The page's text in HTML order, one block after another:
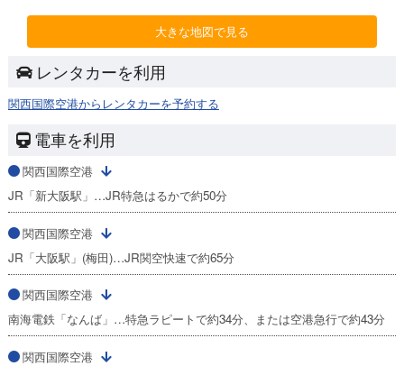
大きな地図で見る
レンタカーを利用
関西国際空港からレンタカーを予約する
電車を利用
関西国際空港
JR「新大阪駅」…JR特急はるかで約50分
関西国際空港
JR「大阪駅」(梅田)…JR関空快速で約65分
関西国際空港
南海電鉄「なんば」…特急ラピートで約34分、または空港急行で約43分
関西国際空港